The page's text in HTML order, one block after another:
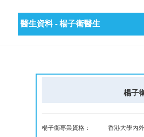
醫生資料 - 楊子衛醫生
楊子
楊子衛專業資格： 香港大學內